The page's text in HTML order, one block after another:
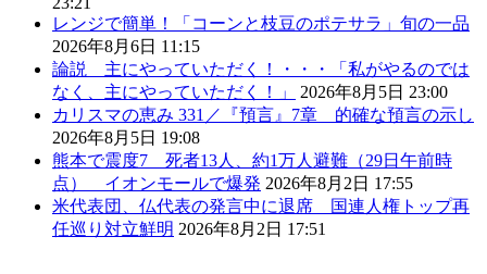
レンジで簡単！「コーンと枝豆のポテサラ」旬の一品
2026年8月6日 11:15
論説 主にやっていただく！・・・「私がやるのでは
なく、主にやっていただく！」
2026年8月5日 23:00
カリスマの恵み 331／『預言』7章 的確な預言の示し
2026年8月5日 19:08
熊本で震度7 死者13人、約1万人避難（29日午前時
点） イオンモールで爆発 2026年8月2日 17:55
米代表団、仏代表の発言中に退席 国連人権トップ再
任巡り対立鮮明 2026年8月2日 17:51